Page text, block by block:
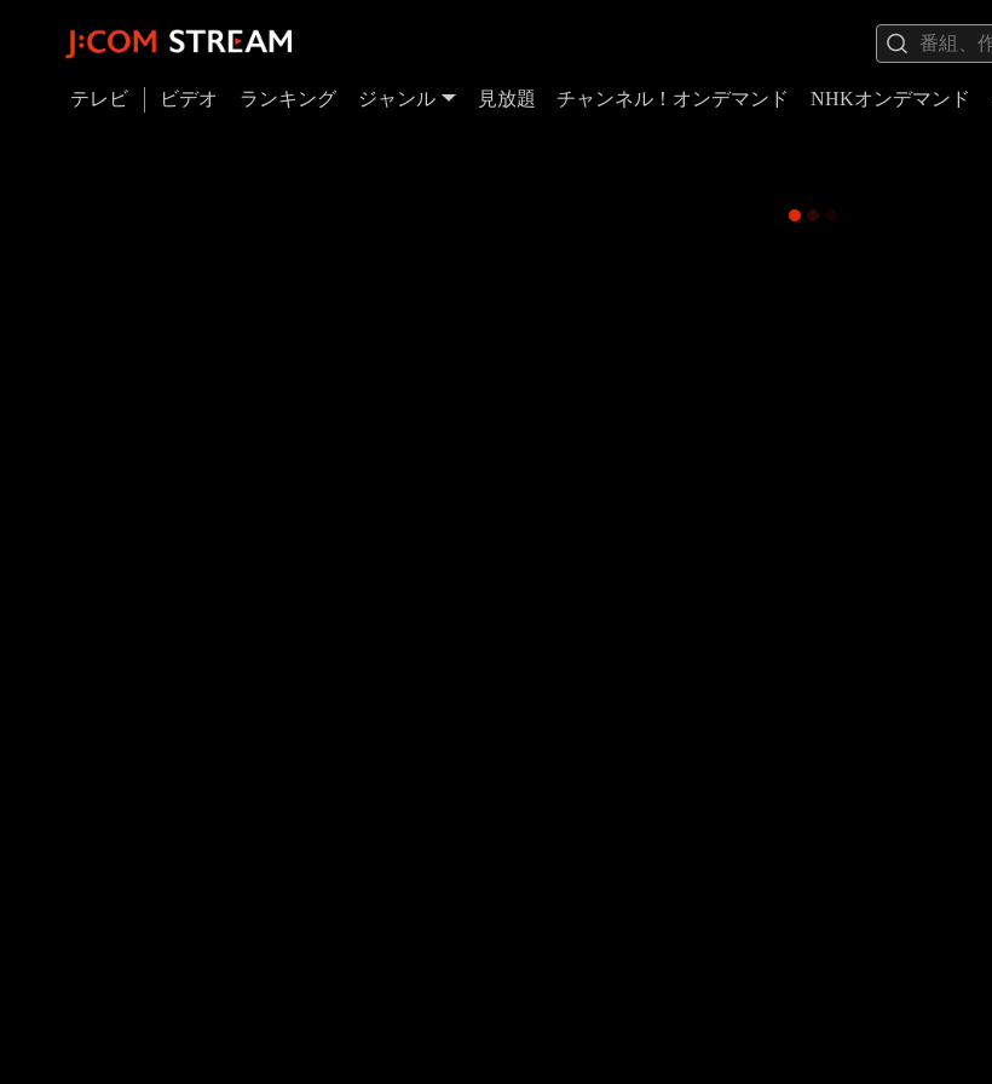
テレビ ビデオ ランキング ジャンル 見放題 チャンネル！オンデマンド NHKオンデマンド